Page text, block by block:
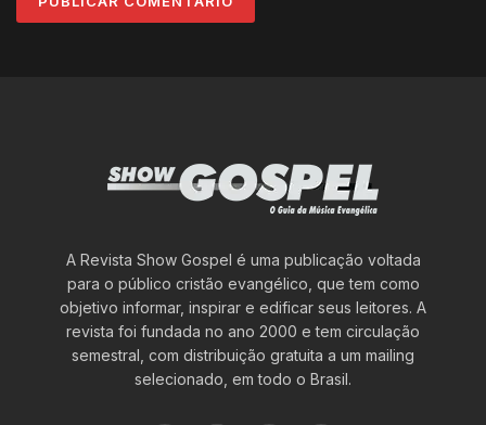
A Revista Show Gospel é uma publicação voltada
para o público cristão evangélico, que tem como
objetivo informar, inspirar e edificar seus leitores. A
revista foi fundada no ano 2000 e tem circulação
semestral, com distribuição gratuita a um mailing
selecionado, em todo o Brasil.